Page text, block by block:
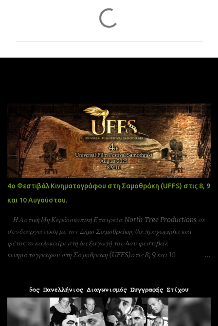
4ο Φεστιβάλ Κινηματογράφου στη Σαμοθράκη (UFFS) στις 8, 9
και 10 Αυγούστου.
Η Αστική Μη Κερδοσκοπική Εταιρεία North Tree Productions σε
συνδυοργάνωση με τον Δήμο Σαμοθράκης θα προχωρήσει και
φέτος το καλοκαίρι στη διεξαγωγή του 4ου φεστιβάλ
κινηματογράφου στη Σαμοθράκη (UFFS)στις 8, 9 και 10
πρεσβίας Τσεχίας όπως επίσης και υπο την Αιγίδα της Unesco
Πειραιώς και νήσων και της Action Art καθώς και της Εταιρεία
Ελλήνων Σκηνοθετών και της Ένωσης Σεναριογράφων Ελλάδας. Το